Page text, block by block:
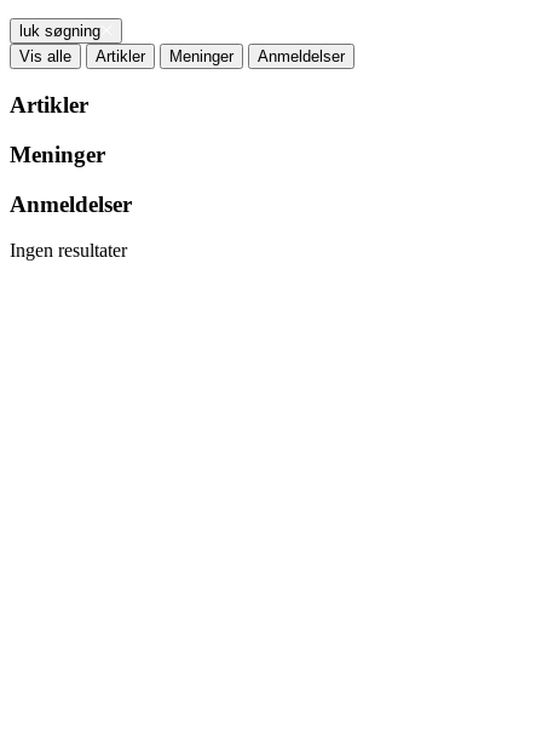
luk søgning
Vis alle
Artikler Meninger Anmeldelser
Artikler
Meninger
Anmeldelser
Ingen resultater